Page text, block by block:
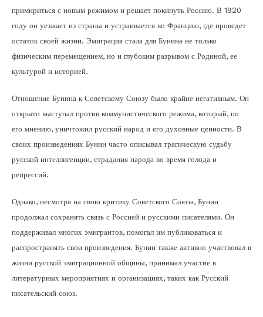
примириться с новым режимом и решает покинуть Россию. В 1920
году он уезжает из страны и устраивается во Францию, где проведет
остаток своей жизни. Эмиграция стала для Бунина не только
физическим перемещением, но и глубоким разрывом с Родиной, ее
культурой и историей.
Отношение Бунина к Советскому Союзу было крайне негативным. Он
открыто выступал против коммунистического режима, который, по
его мнению, уничтожил русский народ и его духовные ценности. В
своих произведениях Бунин часто описывал трагическую судьбу
русской интеллигенции, страдания народа во время голода и
репрессий.
Однако, несмотря на свою критику Советского Союза, Бунин
продолжал сохранять связь с Россией и русскими писателями. Он
поддерживал многих эмигрантов, помогал им публиковаться и
распространять свои произведения. Бунин также активно участвовал в
жизни русской эмиграционной общины, принимал участие в
литературных мероприятиях и организациях, таких как Русский
писательский союз.